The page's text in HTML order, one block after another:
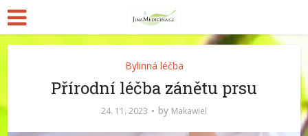
Bylinná léčba
Přírodní léčba zánětu prsu
24. 11. 2023 by Makawiel